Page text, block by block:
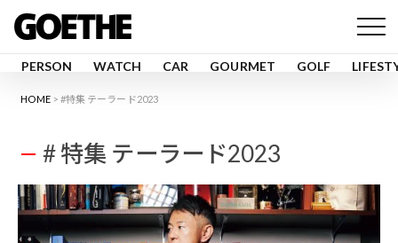
PERSON WATCH CAR GOURMET GOLF
HOME #特集 テーラード2023
# 特集 テーラード2023